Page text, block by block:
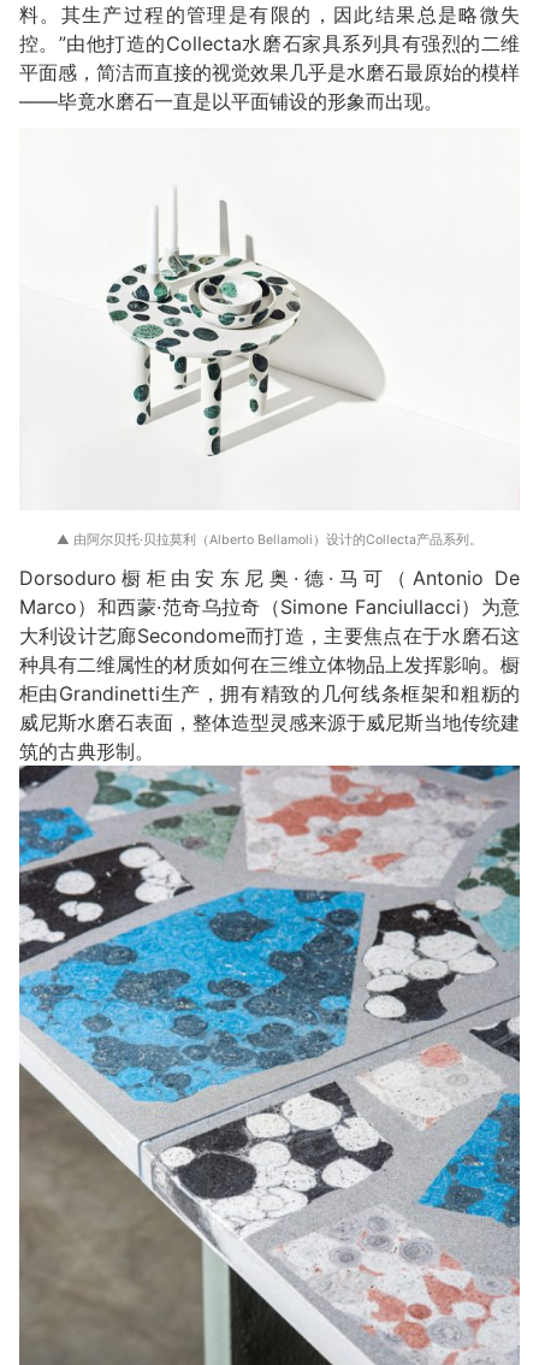
料。其生产过程的管理是有限的，因此结果总是略微失
控。”由他打造的Collecta水磨石家具系列具有强烈的二维
平面感，简洁而直接的视觉效果几乎是水磨石最原始的模样
——毕竟水磨石一直是以平面铺设的形象而出现。
▲ 由阿尔贝托·贝拉莫利（Alberto Bellamoli）设计的Collecta产品系列。
Dorsoduro橱柜由安东尼奥·德·马可（Antonio De
Marco）和西蒙·范奇乌拉奇（Simone Fanciullacci）为意
大利设计艺廊Secondome而打造，主要焦点在于水磨石这
种具有二维属性的材质如何在三维立体物品上发挥影响。橱
柜由Grandinetti生产，拥有精致的几何线条框架和粗粝的
威尼斯水磨石表面，整体造型灵感来源于威尼斯当地传统建
筑的古典形制。